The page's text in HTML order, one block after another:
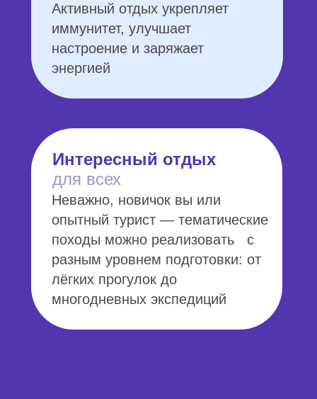
Интересный отдых
для всех
Неважно, новичок вы или
опытный турист — тематические
походы можно реализовать с
разным уровнем подготовки: от
лёгких прогулок до
многодневных экспедиций
Активный отдых укрепляет
иммунитет, улучшает
настроение и заряжает
энергией